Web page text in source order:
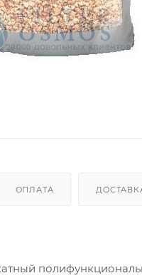
ОПЛАТА